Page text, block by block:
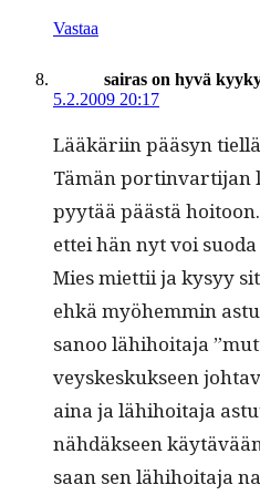
Vastaa
sairas on hyvä
5.2.2009 20:17
Lääkäri­in pääsyn
Tämän port­in­var­ti­jan
pyytää päästä
ettei hän nyt voi
Mies miet­tii ja kysyy
ehkä myöhem­min
sanoo lähi­hoita­ja
veyskeskuk­seen
aina ja lähi­hoita­ja
nähdäk­seen
saan sen lähi­hoita­ja